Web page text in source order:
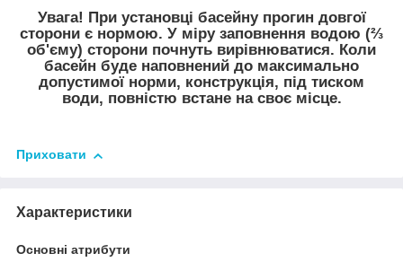
Увага! При установці басейну прогин довгої
сторони є нормою. У міру заповнення водою (⅔
об'єму) сторони почнуть вирівнюватися. Коли
басейн буде наповнений до максимально
допустимої норми, конструкція, під тиском
води, повністю встане на своє місце.
Приховати
Характеристики
Основні атрибути